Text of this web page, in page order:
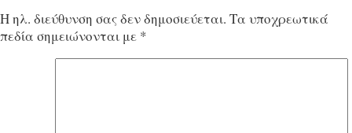
Η ηλ. διεύθυνση σας δεν δημοσιεύεται. Τα υποχρεωτικά
πεδία σημειώνονται με *